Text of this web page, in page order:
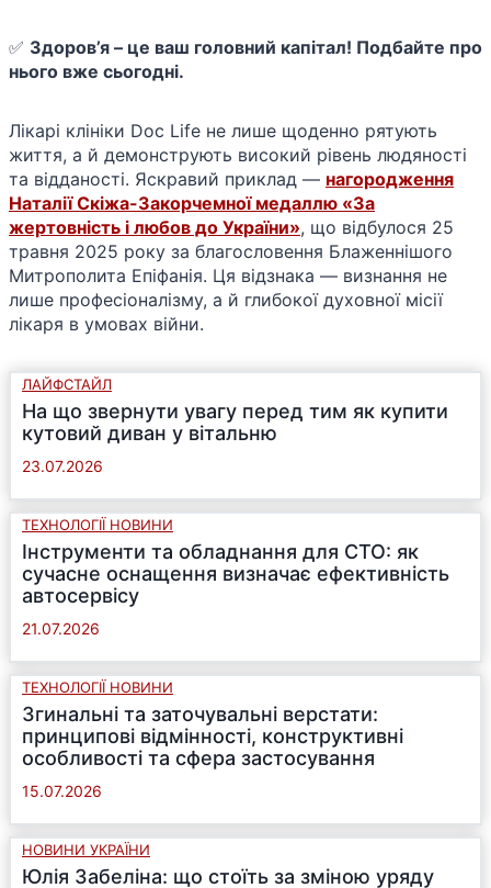
✅ Здоров’я – це ваш головний капітал! Подбайте про
нього вже сьогодні.
Лікарі клініки Doc Life не лише щоденно рятують
життя, а й демонструють високий рівень людяності
та відданості. Яскравий приклад — нагородження
Наталії Скіжа-Закорчемної медаллю «За
жертовність і любов до України», що відбулося 25
травня 2025 року за благословення Блаженнішого
Митрополита Епіфанія. Ця відзнака — визнання не
лише професіоналізму, а й глибокої духовної місії
лікаря в умовах війни.
ЛАЙФСТАЙЛ
На що звернути увагу перед тим як купити
кутовий диван у вітальню
23.07.2026
ТЕХНОЛОГІЇ НОВИНИ
Інструменти та обладнання для СТО: як
сучасне оснащення визначає ефективність
автосервісу
21.07.2026
ТЕХНОЛОГІЇ НОВИНИ
Згинальні та заточувальні верстати:
принципові відмінності, конструктивні
особливості та сфера застосування
15.07.2026
НОВИНИ УКРАЇНИ
Юлія Забеліна: що стоїть за зміною уряду